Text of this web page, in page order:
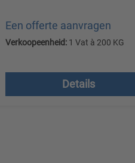
Een offerte aanvragen
Verkoopeenheid: 1 Vat à 200 KG
verzendkosten
Details